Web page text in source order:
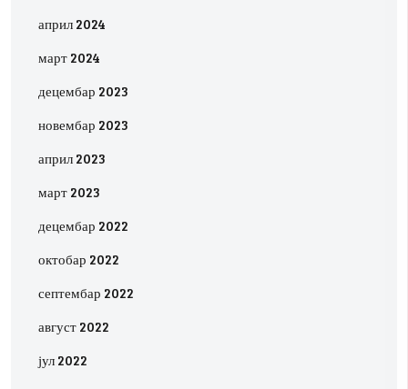
април 2024
март 2024
децембар 2023
новембар 2023
април 2023
март 2023
децембар 2022
октобар 2022
септембар 2022
август 2022
јул 2022